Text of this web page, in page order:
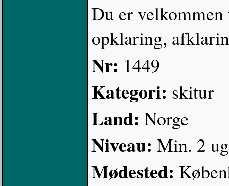
Du er
opklaring,
Nr: 1449
Kategori: skitur
Land: Norge
Niveau: Min. 2
Mødested: